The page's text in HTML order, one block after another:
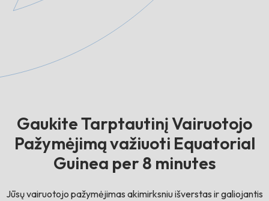
Gaukite Tarptautinį Vairuotojo
Pažymėjimą važiuoti Equatorial
Guinea per 8 minutes
Jūsų vairuotojo pažymėjimas akimirksniu išverstas ir galiojantis